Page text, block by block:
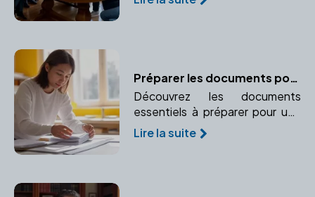
équitable du patrimoine et
Préparer les documents pour une adoption réussie
Découvrez les documents
essentiels à préparer pour une
adoption réussie et sécurisée
juridiquement. Faites appel à un
Lire la suite